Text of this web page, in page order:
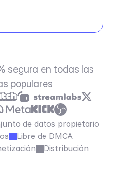
segura en todas las
populares
de datos propietario
Libre de DMCA
Distribución